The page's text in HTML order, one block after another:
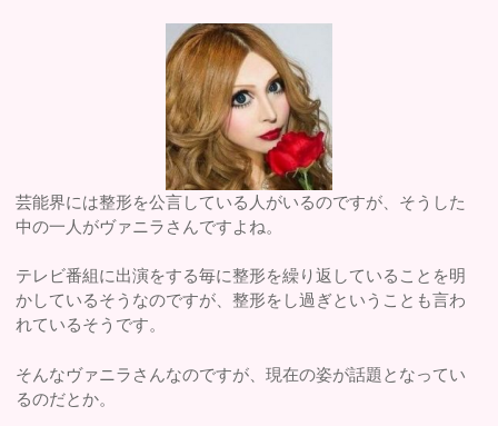
芸能界には整形を公言している人がいるのですが、そうした
中の一人がヴァニラさんですよね。
テレビ番組に出演をする毎に整形を繰り返していることを明
かしているそうなのですが、整形をし過ぎということも言わ
れているそうです。
そんなヴァニラさんなのですが、現在の姿が話題となってい
るのだとか。